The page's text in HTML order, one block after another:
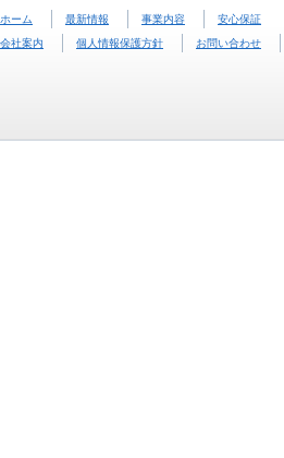
ホーム 最新情報 事業内容
安心保証
会社案内
個人情報保護方針 お問い合わせ